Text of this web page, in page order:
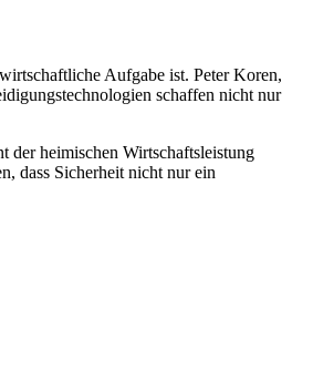
Aufgabe ist. Peter Koren,
schaffen nicht nur
der heimischen Wirtschaftsleistung
dass Sicherheit nicht nur ein